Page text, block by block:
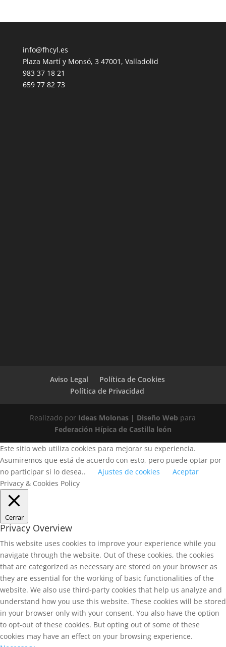
info@fhcyl.es
Plaza Martí y Monsó, 3 47001, Valladolid
983 37 18 21
659 77 82 73
Aviso Legal
Política de Cookies
Política de Privacidad
Realizado por Ideas Molonas | Diseño Web para
Federación Hípica de Castilla león
Este sitio web utiliza cookies para mejorar su experiencia.
Asumiremos que está de acuerdo con esto, pero puede optar por
no participar si lo desea..
Ajustes de cookies
Aceptar
Privacy & Cookies Policy
Cerrar
Privacy Overview
This website uses cookies to improve your experience while you
navigate through the website. Out of these cookies, the cookies
that are categorized as necessary are stored on your browser as
they are essential for the working of basic functionalities of the
website. We also use third-party cookies that help us analyze and
understand how you use this website. These cookies will be stored
in your browser only with your consent. You also have the option
to opt-out of these cookies. But opting out of some of these
cookies may have an effect on your browsing experience.